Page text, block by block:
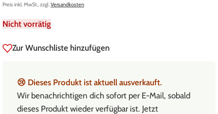
Preis inkl. MwSt., zzgl.Versandkosten
Nicht vorrätig
Zur Wunschliste hinzufügen
😢 Dieses Produkt ist aktuell ausverkauft.
Wir benachrichtigen dich sofort per E-Mail, sobald
dieses Produkt wieder verfügbar ist. Jetzt